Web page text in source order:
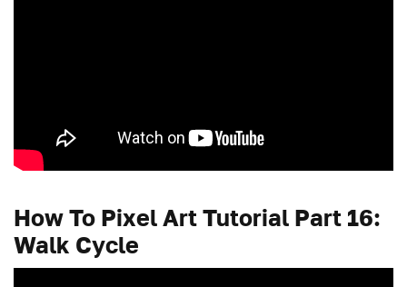
How To Pixel Art Tutorial Part 16:
Walk Cycle